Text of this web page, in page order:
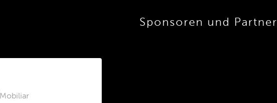
Sponsoren und Partner